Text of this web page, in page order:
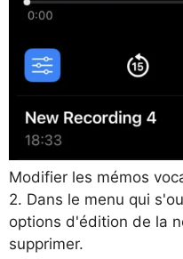
Modifier les mémos
2. Dans le menu qui
options d'édition de la
supprimer.